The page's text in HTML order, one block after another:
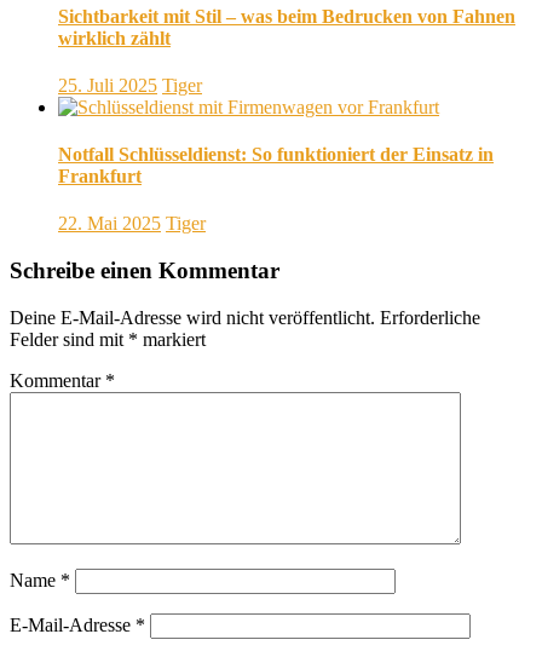
Sichtbarkeit mit Stil – was beim Bedrucken von Fahnen
wirklich zählt
25. Juli 2025 Tiger
Notfall Schlüsseldienst: So funktioniert der Einsatz in
Frankfurt
22. Mai 2025 Tiger
Schreibe einen Kommentar
Deine E-Mail-Adresse wird nicht veröffentlicht. Erforderliche
Felder sind mit * markiert
Kommentar *
Name *
E-Mail-Adresse *